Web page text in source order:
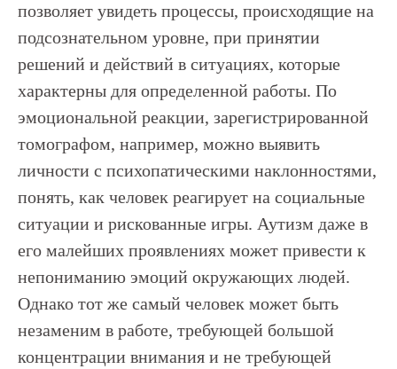
позволяет увидеть процессы, происходящие на
подсознательном уровне, при принятии
решений и действий в ситуациях, которые
характерны для определенной работы. По
эмоциональной реакции, зарегистрированной
томографом, например, можно выявить
личности с психопатическими наклонностями,
понять, как человек реагирует на социальные
ситуации и рискованные игры. Аутизм даже в
его малейших проявлениях может привести к
непониманию эмоций окружающих людей.
Однако тот же самый человек может быть
незаменим в работе, требующей большой
концентрации внимания и не требующей